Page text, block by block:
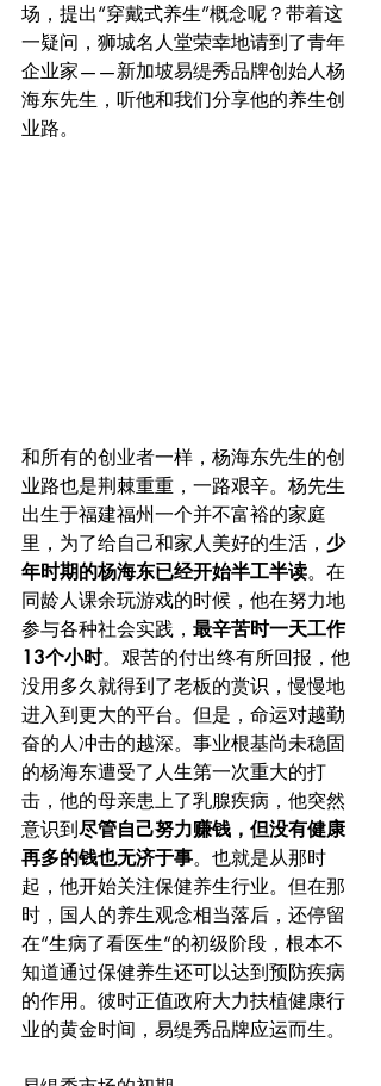
场，提出“穿戴式养生”概念呢？带着这
一疑问，狮城名人堂荣幸地请到了青年
企业家——新加坡易缇秀品牌创始人杨
海东先生，听他和我们分享他的养生创
业路。
和所有的创业者一样，杨海东先生的创
业路也是荆棘重重，一路艰辛。杨先生
出生于福建福州一个并不富裕的家庭
里，为了给自己和家人美好的生活， 少
年时期的杨海东已经开始半工半读。在
同龄人课余玩游戏的时候，他在努力地
参与各种社会实践， 最辛苦时一天工作
13个小时。艰苦的付出终有所回报，他
没用多久就得到了老板的赏识，慢慢地
进入到更大的平台。但是，命运对越勤
奋的人冲击的越深。事业根基尚未稳固
的杨海东遭受了人生第一次重大的打
击，他的母亲患上了乳腺疾病，他突然
意识到尽管自己努力赚钱，但没有健康
再多的钱也无济于事。也就是从那时
起，他开始关注保健养生行业。但在那
时，国人的养生观念相当落后，还停留
在“生病了看医生“的初级阶段，根本不
知道通过保健养生还可以达到预防疾病
的作用。彼时正值政府大力扶植健康行
业的黄金时间，易缇秀品牌应运而生。